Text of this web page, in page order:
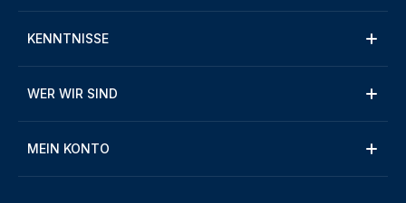
KENNTNISSE
WER WIR SIND
MEIN KONTO